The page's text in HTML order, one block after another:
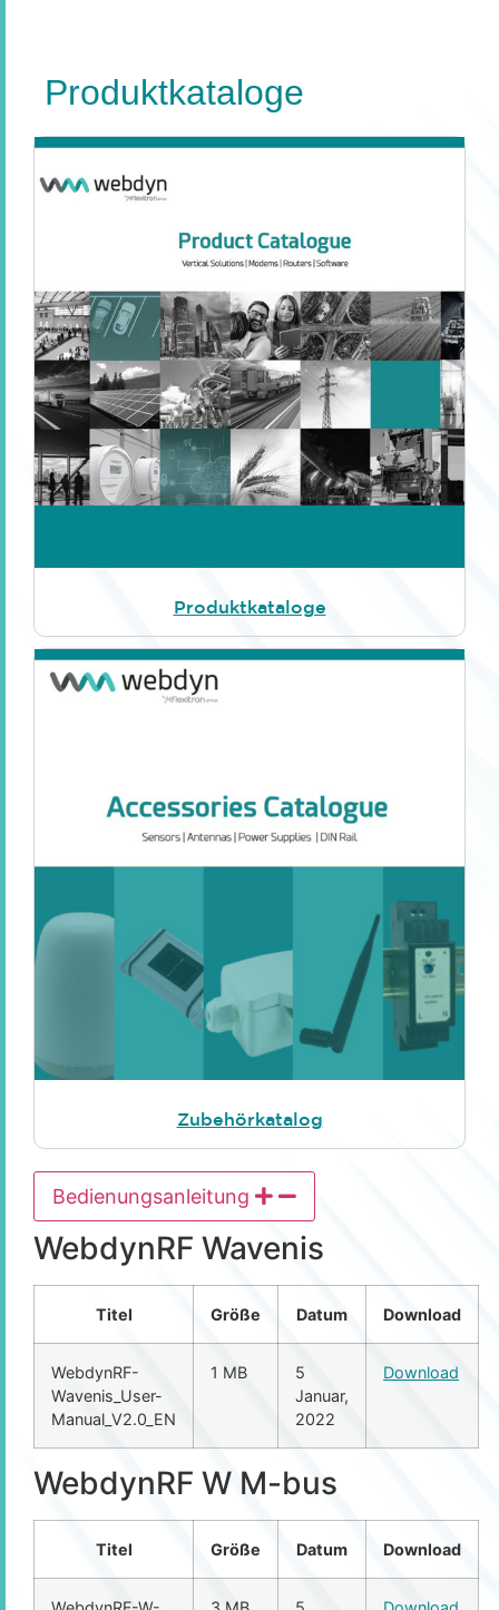
Produktkataloge
Produktkataloge
Zubehörkatalog
Bedienungsanleitung
WebdynRF Wavenis
Titel Größe Datum Download
WebdynRF-
Wavenis_User-
Manual_V2.0_EN
1 MB
5
Januar,
2022
Download
WebdynRF W M-bus
Titel Größe Datum Download